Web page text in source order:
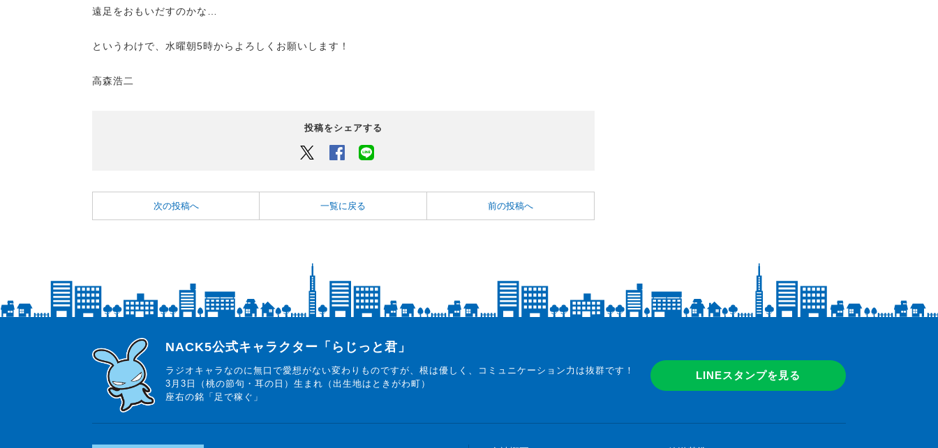
遠足をおもいだすのかな…
というわけで、水曜朝5時からよろしくお願いします！
高森浩二
投稿をシェアする
Twitter Facebook
次の投稿へ 一覧に戻る 前の投稿へ
らじっと君
NACK5公式キャラクター「らじっと君」
ラジオキャラなのに無口で愛想がない変わりものですが、根は優しく、コミュニケーション力は抜群です！
3月3日（桃の節句・耳の日）生まれ（出生地はときがわ町）
座右の銘「足で稼ぐ」
LINEスタンプを見る